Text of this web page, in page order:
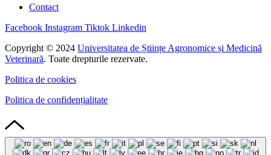
Contact
Facebook Instagram Tiktok Linkedin
Copyright © 2024 Universitatea de Științe Agronomice și Medicină
Veterinară. Toate drepturile rezervate.
Politica de cookies
Politica de confidențialitate